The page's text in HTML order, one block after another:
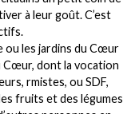
à leur goût. C’est
ou les jardins du Cœur
Cœur, dont la vocation
rmistes, ou SDF,
fruits et des légumes